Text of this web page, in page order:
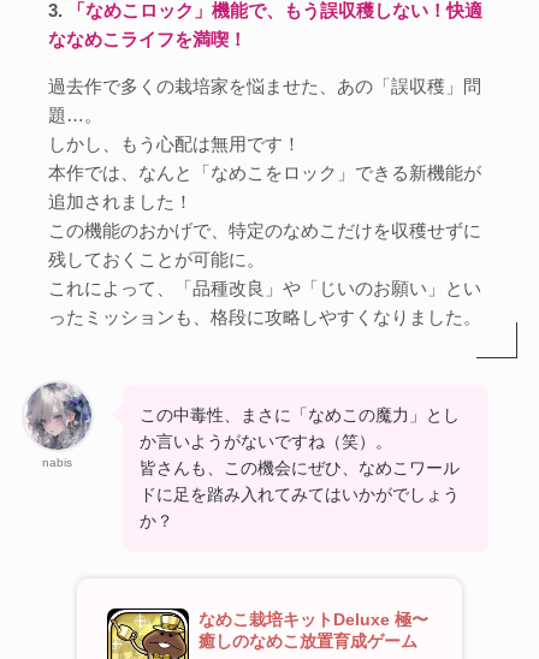
3.
「なめこロック」機能で、もう誤収穫しない！快適
ななめこライフを満喫！
過去作で多くの栽培家を悩ませた、あの「誤収穫」問
題…。
しかし、もう心配は無用です！
本作では、なんと「なめこをロック」できる新機能が
追加されました！
この機能のおかげで、特定のなめこだけを収穫せずに
残しておくことが可能に。
これによって、「品種改良」や「じいのお願い」とい
ったミッションも、格段に攻略しやすくなりました。
nabis
この中毒性、まさに「なめこの魔力」とし
か言いようがないですね（笑）。
皆さんも、この機会にぜひ、なめこワール
ドに足を踏み入れてみてはいかがでしょう
か？
なめこ栽培キットDeluxe 極〜
癒しのなめこ放置育成ゲーム